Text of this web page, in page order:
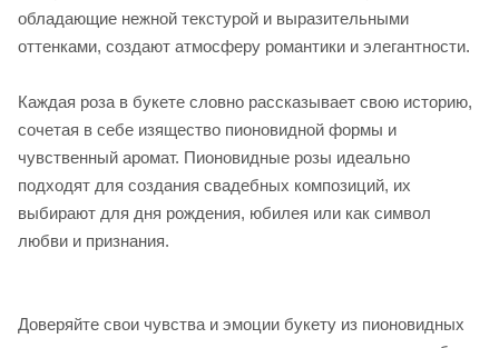
обладающие нежной текстурой и выразительными
оттенками, создают атмосферу романтики и элегантности.
Каждая роза в букете словно рассказывает свою историю,
сочетая в себе изящество пионовидной формы и
чувственный аромат. Пионовидные розы идеально
подходят для создания свадебных композиций, их
выбирают для дня рождения, юбилея или как символ
любви и признания.
Доверяйте свои чувства и эмоции букету из пионовидных